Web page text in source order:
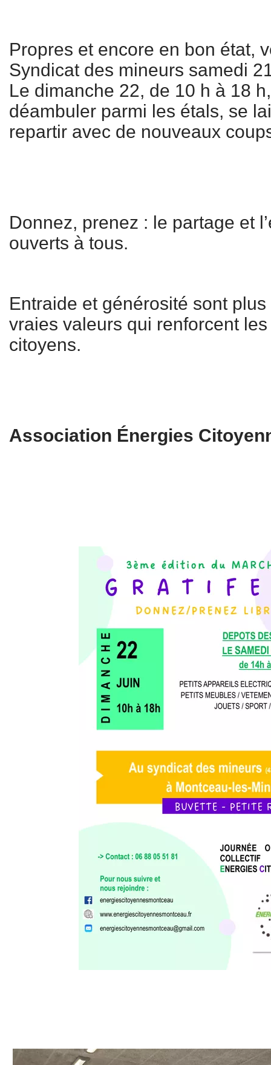
Propres et encore en bon état,
Syndicat des mineurs samedi
Le dimanche 22, de 10 h à 18
déambuler parmi les étals, se
repartir avec de nouveaux
Donnez, prenez : le partage et
ouverts à tous.
Entraide et générosité sont
vraies valeurs qui renforcent
citoyens.
Association Énergies